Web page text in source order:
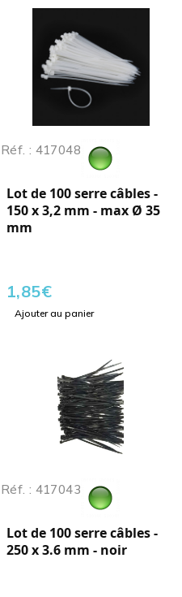
Réf. : 417048
Lot de 100 serre câbles -
150 x 3,2 mm - max Ø 35
mm
1,85€
Ajouter au panier
Réf. : 417043
Lot de 100 serre câbles -
250 x 3.6 mm - noir